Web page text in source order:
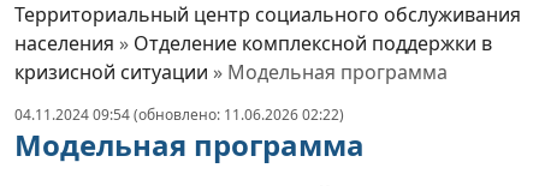
Территориальный центр социального обслуживания
населения » Отделение комплексной поддержки в
кризисной ситуации » Модельная программа
04.11.2024 09:54 (обновлено: 11.06.2026 02:22)
Модельная программа
Формирование здорового образа жизни
Кинотеатр "Октябрь"